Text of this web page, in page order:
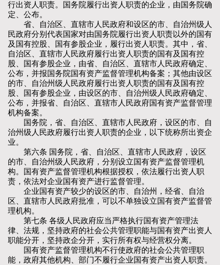
行出资人职责。国务院履行出资人职责的企业，由国务院确
定、公布。
省、自治区、直辖市人民政府和设区的市、自治州级人
民政府分别代表国家对由国务院履行出资人职责以外的国有
及国有控股、国有参股企业，履行出资人职责。其中，省、
自治区、直辖市人民政府履行出资人职责的国有及国有控
股、国有参股企业，由省、自治区、直辖市人民政府确定、
公布，并报国务院国有资产监督管理机构备案；其他由设区
的市、自治州级人民政府履行出资人职责的国有及国有控
股、国有参股企业，由设区的市、自治州级人民政府确定、
公布，并报省、自治区、直辖市人民政府国有资产监督管理
机构备案。
国务院，省、自治区、直辖市人民政府，设区的市、自
治州级人民政府履行出资人职责的企业，以下统称所出资企
业。
第六条 国务院，省、自治区、直辖市人民政府，设区
的市、自治州级人民政府，分别设立国有资产监督管理机
构。国有资产监督管理机构根据授权，依法履行出资人职
责，依法对企业国有资产进行监督管理。
企业国有资产较少的设区的市、自治州，经省、自治
区、直辖市人民政府批准，可以不单独设立国有资产监督管
理机构。
第七条 各级人民政府应当严格执行国有资产管理法
律、法规，坚持政府的社会公共管理职能与国有资产出资人
职能分开，坚持政企分开，实行所有权与经营权分离。
国有资产监督管理机构不行使政府的社会公共管理职
能，政府其他机构、部门不履行企业国有资产出资人职责。